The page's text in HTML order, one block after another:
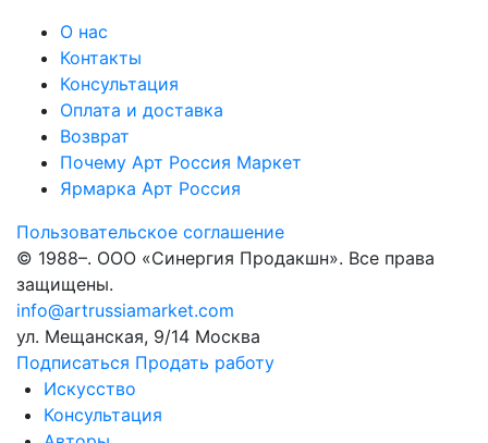
О нас
Контакты
Консультация
Оплата и доставка
Возврат
Почему Арт Россия Маркет
Ярмарка Арт Россия
Пользовательское соглашение
© 1988–. ООО «Синергия Продакшн». Все права
защищены.
info@artrussiamarket.com
ул. Мещанская, 9/14 Москва
Подписаться Продать работу
Искусство
Консультация